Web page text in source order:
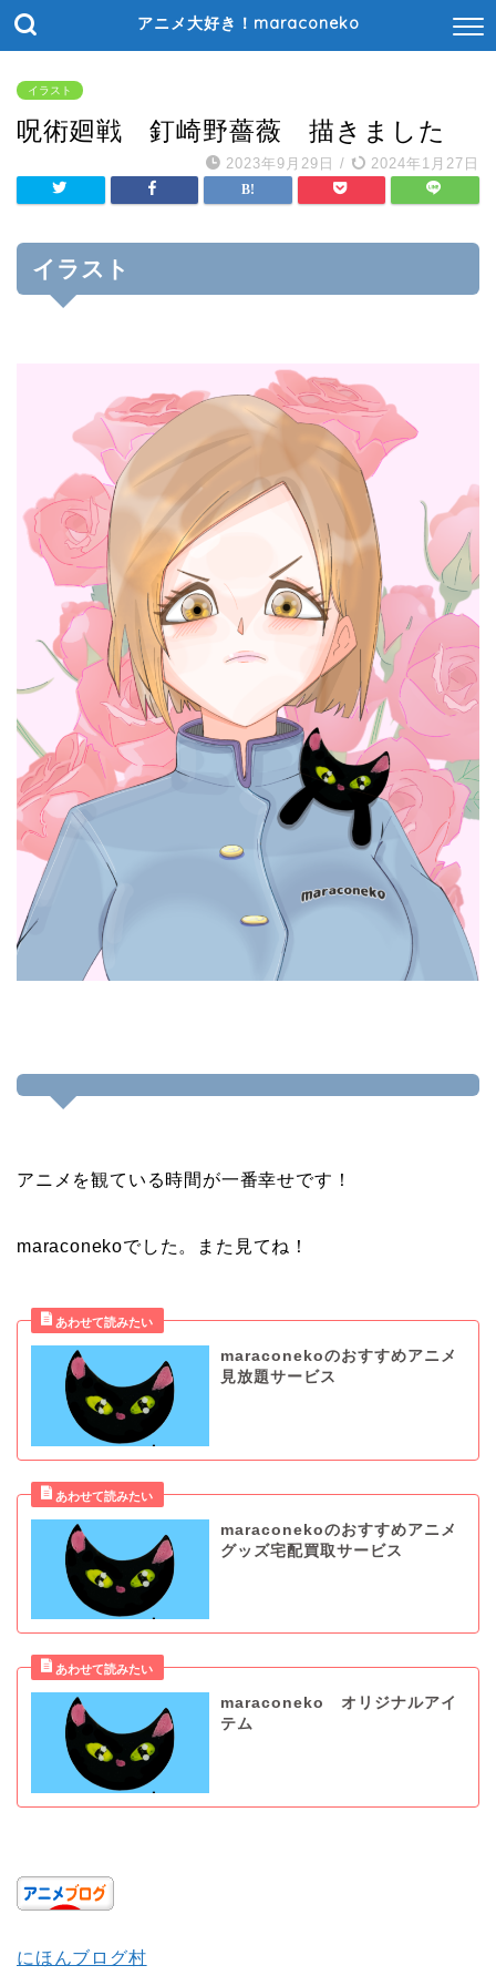
アニメ大好き！maraconeko
イラスト
呪術廻戦 釘崎野薔薇 描きました
2023年9月29日 / 2024年1月27日
イラスト
アニメを観ている時間が一番幸せです！
maraconekoでした。また見てね！
maraconekoのおすすめアニメ
見放題サービス
maraconekoのおすすめアニメ
グッズ宅配買取サービス
maraconeko オリジナルアイ
テム
にほんブログ村